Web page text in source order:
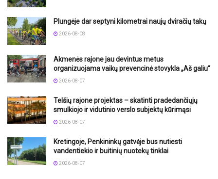
Plungėje dar septyni kilometrai naujų dviračių takų
2026-08-08
Akmenės rajone jau devintus metus
organizuojama vaikų prevencinė stovykla „Aš galiu“
2026-08-07
Telšių rajone projektas – skatinti pradedančiųjų
smulkiojo ir vidutinio verslo subjektų kūrimąsi
2026-08-07
Kretingoje, Penkininkų gatvėje bus nutiesti
vandentiekio ir buitinių nuotekų tinklai
2026-08-07